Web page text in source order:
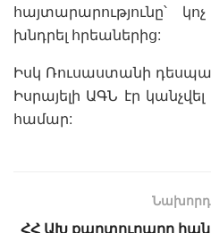
հայտարարությունը՝
խնդրել հրեաներից:
Իսկ Ռուսաստանի
Իսրայելի ԱԳՆ էր
համար:
Նախորդ
ՀՀ ԱԽ քարտուղարը